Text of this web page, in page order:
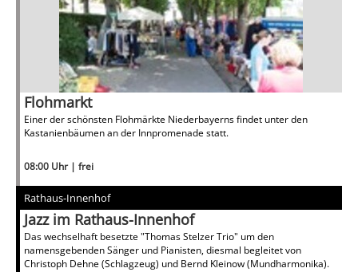
Flohmarkt
Einer der schönsten Flohmärkte Niederbayerns findet unter den
Kastanienbäumen an der Innpromenade statt.
08:00 Uhr | frei
Rathaus-Innenhof
Jazz im Rathaus-Innenhof
Das wechselhaft besetzte "Thomas Stelzer Trio" um den
namensgebenden Sänger und Pianisten, diesmal begleitet von
Christoph Dehne (Schlagzeug) und Bernd Kleinow (Mundharmonika).